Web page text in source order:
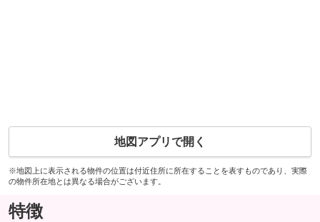
地図アプリで開く
※地図上に表示される物件の位置は付近住所に所在することを表すものであり、実際
の物件所在地とは異なる場合がございます。
特徴